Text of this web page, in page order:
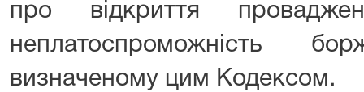
про відкриття
неплатоспроможність
визначеному цим Кодексом.